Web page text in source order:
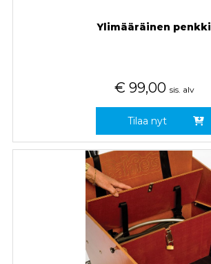
Ylimääräinen penkki
€ 99,00 sis. alv
Tilaa nyt